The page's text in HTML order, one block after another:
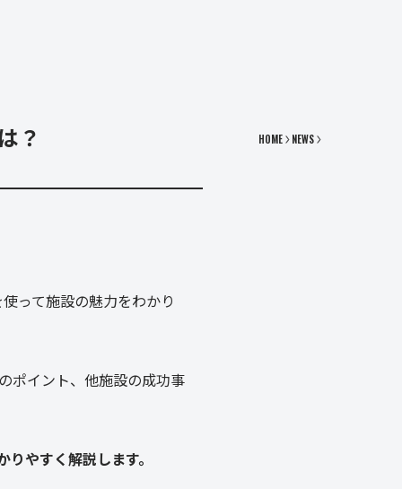
HOME NEWS
？
って施設の魅力をわかり
ポイント、他施設の成功事
やすく解説します。